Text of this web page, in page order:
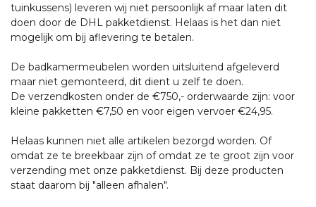
tuinkussens) leveren wij niet persoonlijk af maar laten dit
doen door de DHL pakketdienst. Helaas is het dan niet
mogelijk om bij aflevering te betalen.
De badkamermeubelen worden uitsluitend afgeleverd
maar niet gemonteerd, dit dient u zelf te doen.
De verzendkosten onder de €750,- orderwaarde zijn: voor
kleine pakketten €7,50 en voor eigen vervoer €24,95.
Helaas kunnen niet alle artikelen bezorgd worden. Of
omdat ze te breekbaar zijn of omdat ze te groot zijn voor
verzending met onze pakketdienst. Bij deze producten
staat daarom bij "alleen afhalen".